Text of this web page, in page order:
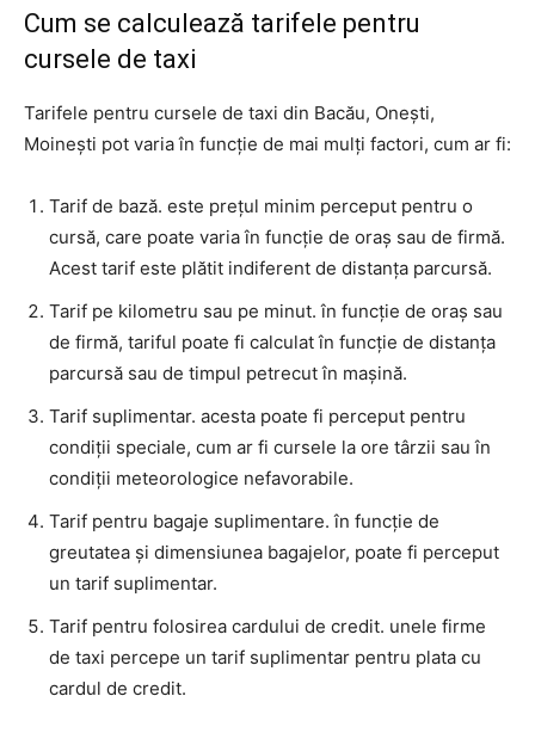
Cum se calculează tarifele pentru
cursele de taxi
Tarifele pentru cursele de taxi din Bacău, Onești,
Moinești pot varia în funcție de mai mulți factori, cum ar fi:
Tarif de bază. este prețul minim perceput pentru o
cursă, care poate varia în funcție de oraș sau de firmă.
Acest tarif este plătit indiferent de distanța parcursă.
Tarif pe kilometru sau pe minut. în funcție de oraș sau
de firmă, tariful poate fi calculat în funcție de distanța
parcursă sau de timpul petrecut în mașină.
Tarif suplimentar. acesta poate fi perceput pentru
condiții speciale, cum ar fi cursele la ore târzii sau în
condiții meteorologice nefavorabile.
Tarif pentru bagaje suplimentare. în funcție de
greutatea și dimensiunea bagajelor, poate fi perceput
un tarif suplimentar.
Tarif pentru folosirea cardului de credit. unele firme
de taxi percepe un tarif suplimentar pentru plata cu
cardul de credit.